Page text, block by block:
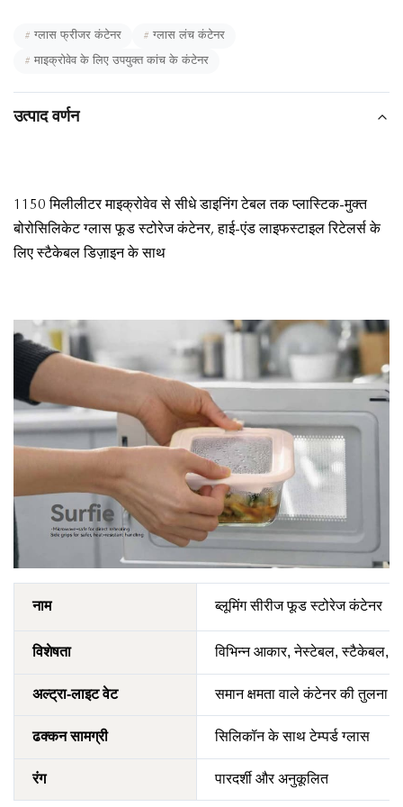
# ग्लास फ्रीजर कंटेनर # ग्लास लंच कंटेनर
# माइक्रोवेव के लिए उपयुक्त कांच के कंटेनर
उत्पाद वर्णन
1150 मिलीलीटर माइक्रोवेव से सीधे डाइनिंग टेबल तक प्लास्टिक-मुक्त
बोरोसिलिकेट ग्लास फूड स्टोरेज कंटेनर, हाई-एंड लाइफस्टाइल रिटेलर्स के
लिए स्टैकेबल डिज़ाइन के साथ
नाम ब्लूमिंग सीरीज फूड स्टोरेज कंटेनर
विशेषता विभिन्न आकार, नेस्टेबल, स्टैकेबल,
अल्ट्रा-लाइट वेट समान क्षमता वाले कंटेनर की तुलना
ढक्कन सामग्री सिलिकॉन के साथ टेम्पर्ड ग्लास
रंग पारदर्शी और अनुकूलित